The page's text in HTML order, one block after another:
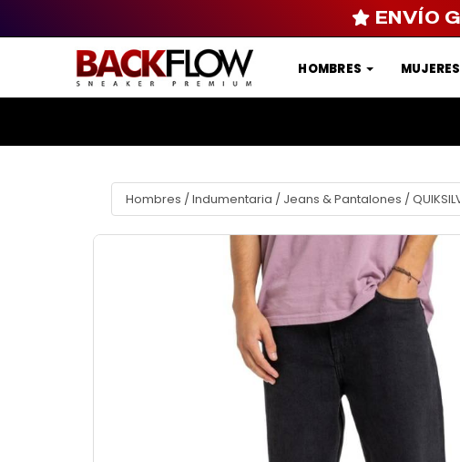
HOMBRES MUJERES
ENVÍO
Hombres / Indumentaria / Jeans & Pantalones /